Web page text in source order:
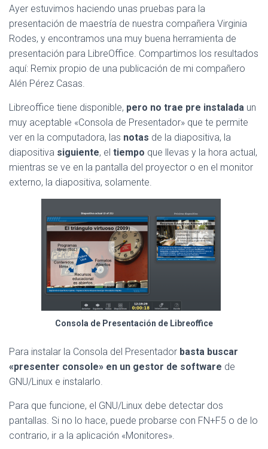
E
C
Ayer estuvimos haciendo unas pruebas para la
presentación de maestría de nuestra compañera Virginia
Rodes, y encontramos una muy buena herramienta de
presentación para LibreOffice. Compartimos los resultados
aquí: Remix propio de una publicación de mi compañero
Alén Pérez Casas.
Libreoffice tiene disponible, pero no trae pre instalada un
muy aceptable «Consola de Presentador» que te permite
ver en la computadora, las notas de la diapositiva, la
diapositiva siguiente, el tiempo que llevas y la hora actual,
mientras se ve en la pantalla del proyector o en el monitor
externo, la diapositiva, solamente.
Consola de Presentación de Libreoffice
Para instalar la Consola del Presentador basta buscar
«presenter console» en un gestor de software de
GNU/Linux e instalarlo.
Para que funcione, el GNU/Linux debe detectar dos
pantallas. Si no lo hace, puede probarse con FN+F5 o de lo
contrario, ir a la aplicación «Monitores».